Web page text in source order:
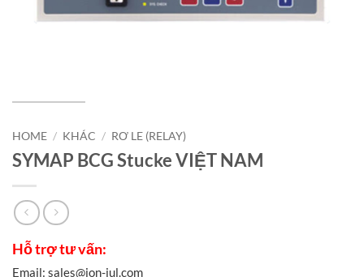
HOME / KHÁC / RƠ LE (RELAY)
SYMAP BCG Stucke VIỆT NAM